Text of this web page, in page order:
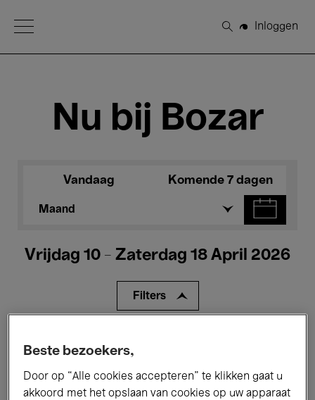
Open Menu
Zoeken
Inloggen
Nu bij Bozar
Vandaag Komende 7 dagen
Maand
Vrijdag 10 - Zaterdag 18 April 2026
Filters
Tentoonstellingen Films
Beste bezoekers,
Door op “Alle cookies accepteren” te klikken gaat u
akkoord met het opslaan van cookies op uw apparaat